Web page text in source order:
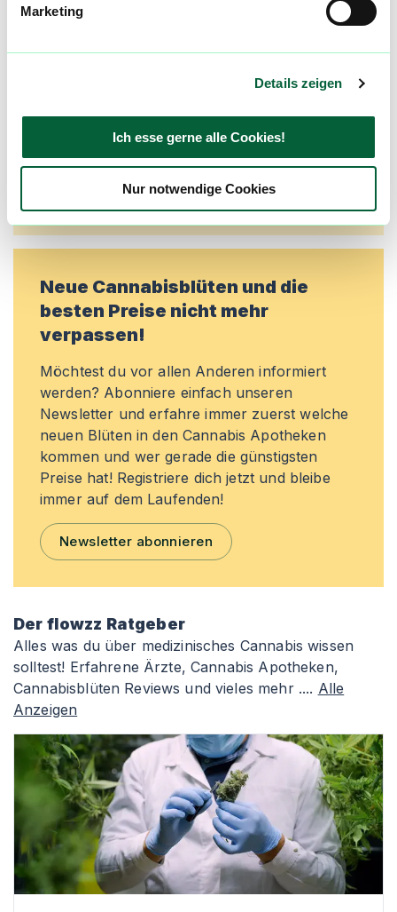
Marketing
Details zeigen
Ich esse gerne alle Cookies!
Nur notwendige Cookies
Alle wichtigen Daten und Fakten - täglich
machen. Melde dich an, um dir deine
exklusive Angebote zu erhalten!
Jetzt registrieren
Neue Cannabisblüten und die
besten Preise nicht mehr
verpassen!
Möchtest du vor allen Anderen informiert
werden? Abonniere einfach unseren
Newsletter und erfahre immer zuerst welche
neuen Blüten in den Cannabis Apotheken
kommen und wer gerade die günstigsten
Preise hat! Registriere dich jetzt und bleibe
immer auf dem Laufenden!
Newsletter abonnieren
Der flowzz Ratgeber
Alles was du über medizinisches Cannabis wissen
solltest! Erfahrene Ärzte, Cannabis Apotheken,
Cannabisblüten Reviews und vieles mehr .... Alle
Anzeigen